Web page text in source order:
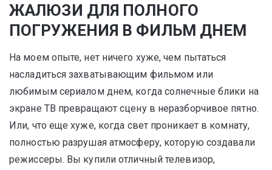
ЖАЛЮЗИ ДЛЯ ПОЛНОГО
ПОГРУЖЕНИЯ В ФИЛЬМ ДНЕМ
На моем опыте, нет ничего хуже, чем пытаться
насладиться захватывающим фильмом или
любимым сериалом днем, когда солнечные блики на
экране ТВ превращают сцену в неразборчивое пятно.
Или, что еще хуже, когда свет проникает в комнату,
полностью разрушая атмосферу, которую создавали
режиссеры. Вы купили отличный телевизор,